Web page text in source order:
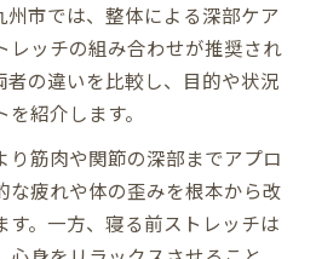
チの副作用と注意点
体と自宅ケアの実践法
す整体と自宅ケア比較表
アの効果的な組み合わせ
指す夜のルーティン作り
い自宅ケアのポイント
州市では、整体による深部ケア
レッチの組み合わせが推奨され
者の違いを比較し、目的や状況
紹介します。
り筋肉や関節の深部までアプロ
な疲れや体の歪みを根本から改
。一方、寝る前ストレッチは